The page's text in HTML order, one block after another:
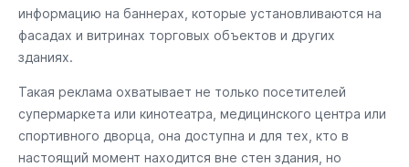
информацию на баннерах, которые установливаются на
фасадах и витринах торговых объектов и других
зданиях.
Такая реклама охватывает не только посетителей
супермаркета или кинотеатра, медицинского центра или
спортивного дворца, она доступна и для тех, кто в
настоящий момент находится вне стен здания, но